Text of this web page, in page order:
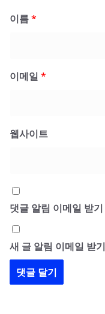
이름*
이메일 *
웹사이트
댓글 알림 이메일 받기
새 글 알림 이메일 받기